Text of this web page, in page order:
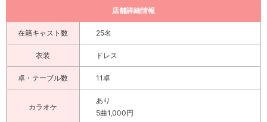
店舗詳細情報
在籍キャスト数 25名
衣装 ドレス
卓・テーブル数 11卓
カラオケ
あり
5曲1,000円